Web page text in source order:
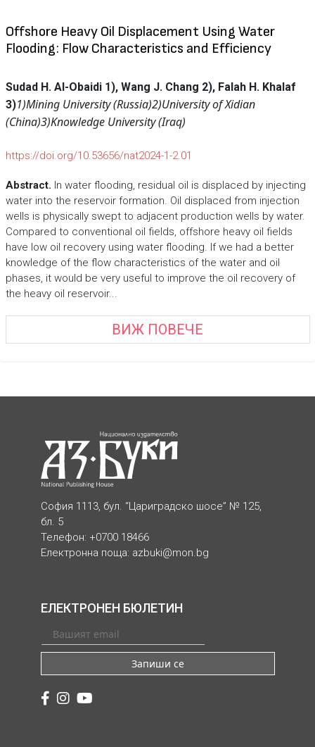
Offshore Heavy Oil Displacement Using Water
Flooding: Flow Characteristics and Efficiency
Sudad H. Al-Obaidi 1), Wang J. Chang 2), Falah H. Khalaf
3)1)Mining University (Russia)2)University of Xidian
(China)3)Knowledge University (Iraq)
https://doi.org/10.53656/nat2024-1-2.01
Abstract. In water flooding, residual oil is displaced by injecting
water into the reservoir formation. Oil displaced from injection
wells is physically swept to adjacent production wells by water.
Compared to conventional oil fields, offshore heavy oil fields
have low oil recovery using water flooding. If we had a better
knowledge of the flow characteristics of the water and oil
phases, it would be very useful to improve the oil recovery of
the heavy oil reservoir...
ВИЖ ПОВЕЧЕ
София 1113, бул. “Цариградско шосе” № 125,
бл. 5
Телефон: +0700 18466
Електронна поща: azbuki@mon.bg
ЕЛЕКТРОНЕН БЮЛЕТИН
Запиши се